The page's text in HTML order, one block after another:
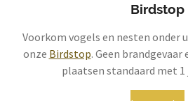
Birdstop
Voorkom vogels en nesten onder
onze Birdstop. Geen
plaatsen standaard met